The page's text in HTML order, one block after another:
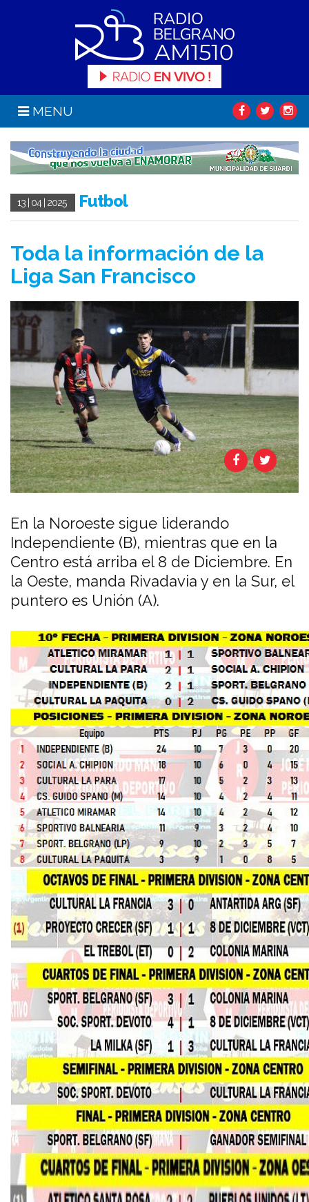
MENU
13 | 04 | 2025 Futbol
Toda la información de la
Liga San Francisco
En la Noroeste sigue liderando
Independiente (B), mientras que en la
Centro está arriba el 8 de Diciembre. En
la Oeste, manda Rivadavia y en la Sur, el
puntero es Unión (A).